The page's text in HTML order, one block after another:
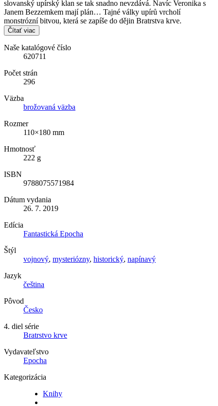
slovanský upírský klan se tak snadno nevzdává. Navíc Veronika s
Janem Bezzemkem mají plán… Tajné války upírů vrcholí
monstrózní bitvou, která se zapíše do dějin Bratrstva krve.
Čítať viac
Naše katalógové číslo
620711
Počet strán
296
Väzba
brožovaná väzba
Rozmer
110×180 mm
Hmotnosť
222 g
ISBN
9788075571984
Dátum vydania
26. 7. 2019
Edícia
Fantastická Epocha
Štýl
vojnový, mysteriózny, historický, napínavý
Jazyk
čeština
Pôvod
Česko
4. diel série
Bratrstvo krve
Vydavateľstvo
Epocha
Kategorizácia
Knihy